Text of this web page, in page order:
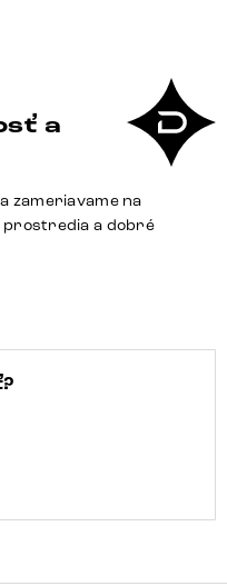
a
zameriavame na
a dobré